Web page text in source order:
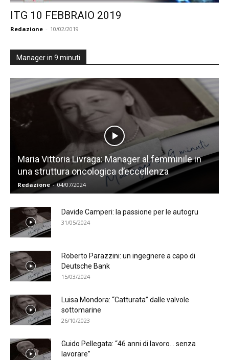
ITG 10 FEBBRAIO 2019
Redazione - 10/02/2019
Manager in 9 minuti
Maria Vittoria Livraga: Manager al femminile in
una struttura oncologica d’eccellenza
Redazione - 04/07/2024
Davide Camperi: la passione per le autogru
31/05/2024
Roberto Parazzini: un ingegnere a capo di
Deutsche Bank
15/03/2024
Luisa Mondora: “Catturata” dalle valvole
sottomarine
26/10/2023
Guido Pellegata: “46 anni di lavoro… senza
lavorare”